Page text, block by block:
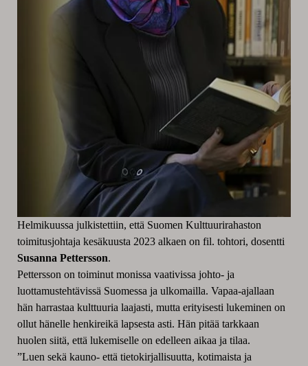
Helmikuussa julkistettiin, että Suomen Kulttuurirahaston
toimitusjohtaja kesäkuusta 2023 alkaen on fil. tohtori, dosentti
Susanna Pettersson.
Pettersson on toiminut monissa vaativissa johto- ja
luottamustehtävissä Suomessa ja ulkomailla. Vapaa-ajallaan
hän harrastaa kulttuuria laajasti, mutta erityisesti lukeminen on
ollut hänelle henkireikä lapsesta asti. Hän pitää tarkkaan
huolen siitä, että lukemiselle on edelleen aikaa ja tilaa.
”Luen sekä kauno- että tietokirjallisuutta, kotimaista ja